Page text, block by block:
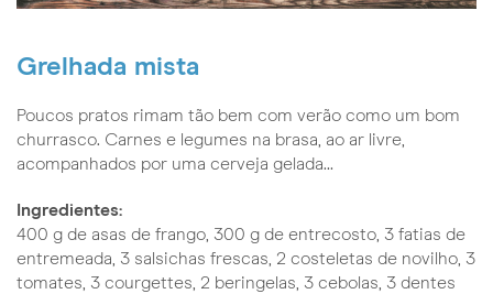
Grelhada mista
Poucos pratos rimam tão bem com verão como um bom
churrasco. Carnes e legumes na brasa, ao ar livre,
acompanhados por uma cerveja gelada…
Ingredientes:
400 g de asas de frango, 300 g de entrecosto, 3 fatias de
entremeada, 3 salsichas frescas, 2 costeletas de novilho, 3
tomates, 3 courgettes, 2 beringelas, 3 cebolas, 3 dentes